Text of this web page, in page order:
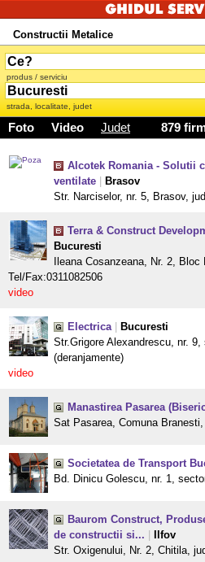
Constructii Metalice
produs / serviciu
strada, localitate, judet
Foto Video Judet 879
Alcotek Romania - Solutii
ventilate
Brasov
Str. Narciselor, nr. 5, Brasov,
Terra & Construct
Bucuresti
Ileana Cosanzeana, Nr. 2,
Tel/Fax:0311082506
video
Electrica
Bucuresti
Str.Grigore Alexandrescu, nr.
(deranjamente)
video
Manastirea Pasarea
Sat Pasarea, Comuna
Societatea de Transport
Bd. Dinicu Golescu, nr. 1,
Baurom Construct,
de constructii si...
Ilfov
Str. Oxigenului, Nr. 2, Chitila,